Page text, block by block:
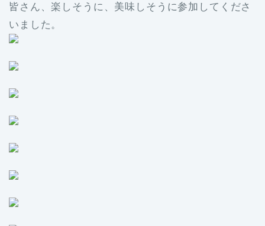
皆さん、楽しそうに、美味しそうに参加してくださ
いました。